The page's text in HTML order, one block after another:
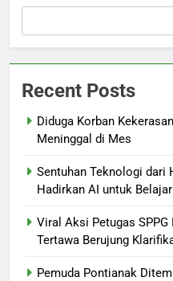
Recent Posts
Diduga Korban
Meninggal di Mes
Sentuhan Teknologi dari
Hadirkan AI untuk
Viral Aksi Petugas SPPG
Tertawa Berujung
Pemuda Pontianak